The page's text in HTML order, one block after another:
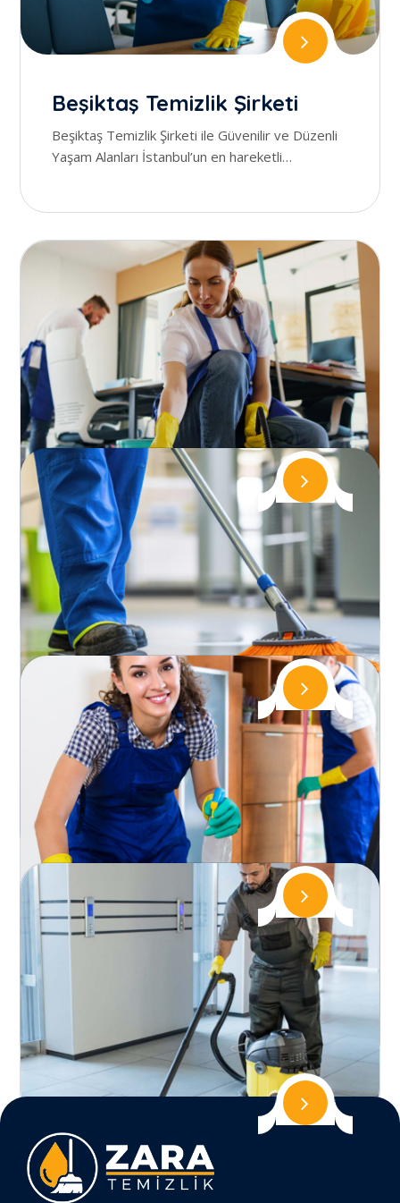
Beşiktaş Temizlik Şirketi
Beşiktaş Temizlik Şirketi ile Güvenilir ve Düzenli
Yaşam Alanları İstanbul’un en hareketli
Şişli Temizlik Şirketi
Şişli Temizlik Şirketi ile Düzenli ve Hijyenik Yaşam
Alanları İstanbul’un iş ve yaşam merkezlerinden
biri olan Şişl...
Bakırköy Temizlik Şirketi
Bakırköy Temizlik Şirketi ile Güvenli ve Hijyenik
Hizmet Yoğun yerleşimi ve hareketli yaşam
tarzıyla Bakırköy, düze...
Sarıyer Temizlik Şirketi
Sarıyer Temizlik Şirketi ile Ferah ve Düzenli
yerleşimiyle bilinen...
Fatih Temizlik Şirketi
Fatih Temizlik Şirketi ile Profesyonel ve Güvenli